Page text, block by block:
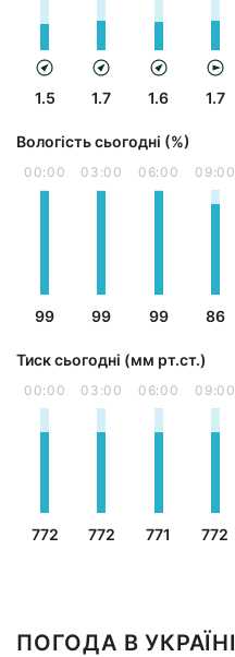
1.5 1.7 1.6 1.7
Вологість сьогодні (%)
00:00
99
03:00
99
06:00
99
09:00
86
Тиск сьогодні (мм рт.ст.)
00:00
772
03:00
772
06:00
771
09:00
772
ПОГОДА В УКРАЇНІ